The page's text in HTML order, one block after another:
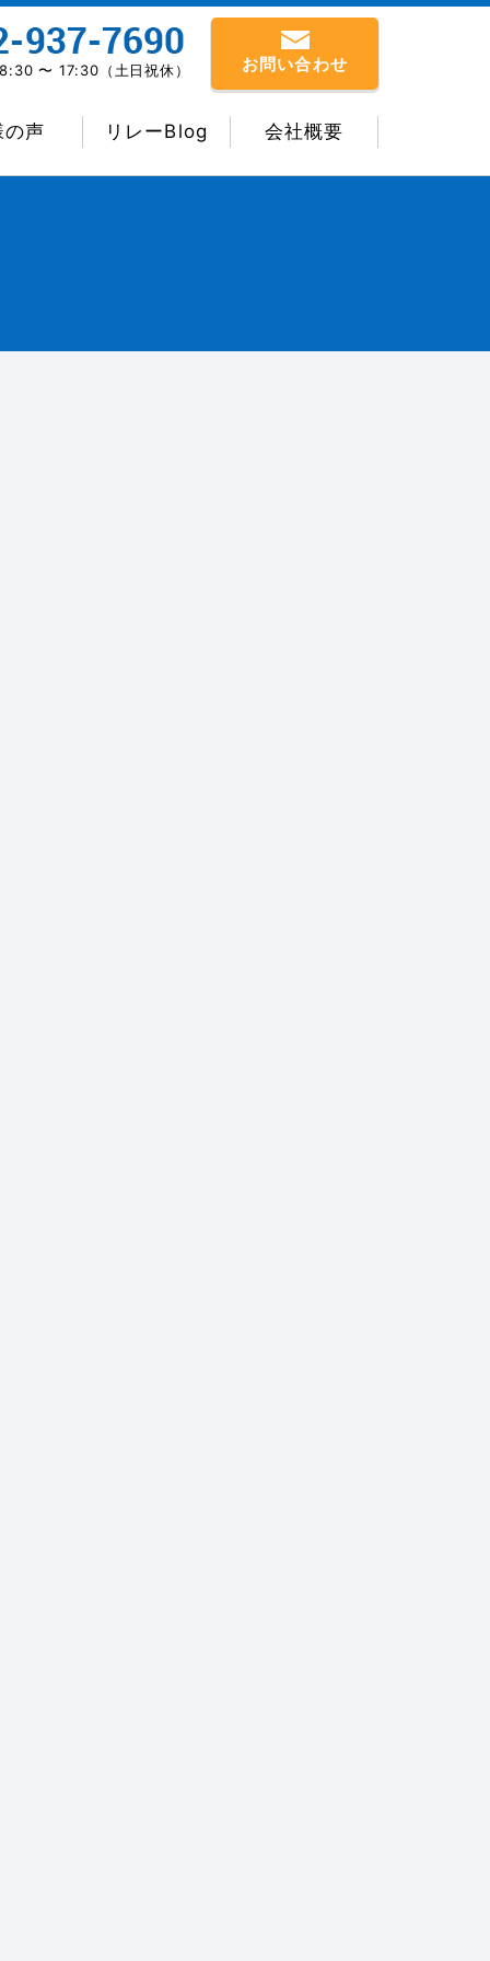
〜 17:30（土日祝休） お問い合わせ
の声 リレーBlog 会社概要